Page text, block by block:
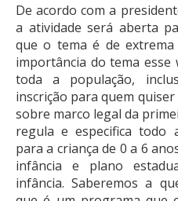
De acordo com a
a atividade será aberta
que o tema é de extrema
importância do tema
toda a população,
inscrição para quem
sobre marco legal da
regula e especifica todo
para a criança de 0 a 6
infância e plano
infância. Saberemos a